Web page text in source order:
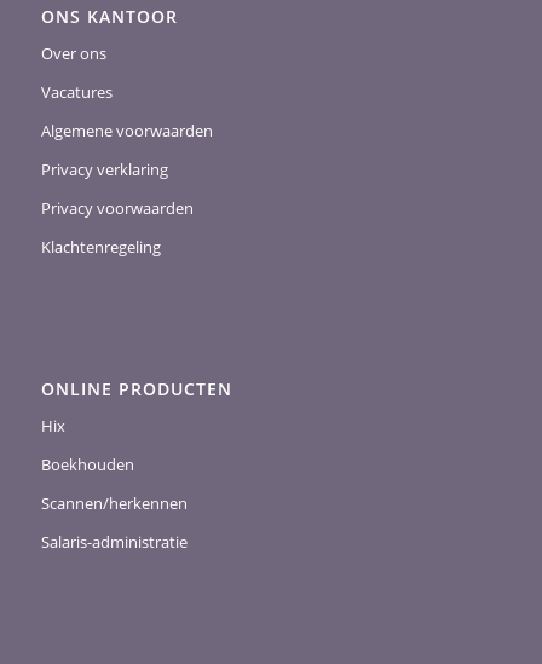
ONS KANTOOR
Over ons
Vacatures
Algemene voorwaarden
Privacy verklaring
Privacy voorwaarden
Klachtenregeling
ONLINE PRODUCTEN
Hix
Boekhouden
Scannen/herkennen
Salaris-administratie